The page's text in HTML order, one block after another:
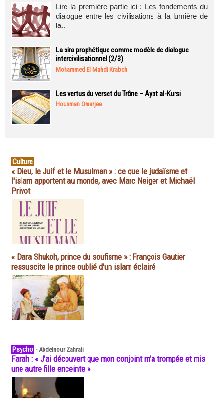
Lire la première partie ici : Les fondements du
dialogue entre les civilisations à la lumière de
la...
La sira prophétique comme modèle de dialogue
intercivilisationnel (2/3)
Mohammed El Mahdi Krabch
Les vertus du verset du Trône – Ayat al-Kursi
Housman Omarjee
Culture
« Dieu, le Juif et le Musulman » : ce que le judaïsme et
l'islam apportent au monde, avec Marc Neiger et Michaël
Privot
« Dara Shukoh, prince du soufisme » : François Gautier
ressuscite le prince oublié d'un islam éclairé
Psycho -Abdelnour Zahrali
Farah : « J’ai découvert que mon conjoint m’a trompée et mis
une autre fille enceinte »